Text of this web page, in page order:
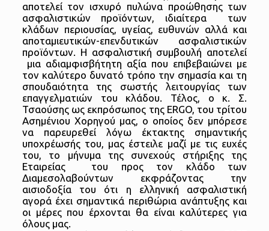
αποτελεί τον ισχυρό πυλώνα προώθησης των
ασφαλιστικών προϊόντων, ιδιαίτερα των
κλάδων περιουσίας, υγείας, ευθυνών αλλά και
αποταμιευτικών-επενδυτικών ασφαλιστικών
προϊόντων. Η ασφαλιστική συμβουλή αποτελεί
μια αδιαμφισβήτητη αξία που επιβεβαιώνει με
τον καλύτερο δυνατό τρόπο την σημασία και τη
σπουδαιότητα της σωστής λειτουργίας των
επαγγελματιών του κλάδου. Τέλος, ο κ. Σ.
Τσαούσης ως εκπρόσωπος της ERGO, του τρίτου
Ασημένιου Χορηγού μας, ο οποίος δεν μπόρεσε
να παρευρεθεί λόγω έκτακτης σημαντικής
υποχρέωσής του, μας έστειλε μαζί με τις ευχές
του, το μήνυμα της συνεχούς στήριξης της
Εταιρείας του προς τον κλάδο των
Διαμεσολαβούντων εκφράζοντας την
αισιοδοξία του ότι η ελληνική ασφαλιστική
αγορά έχει σημαντικά περιθώρια ανάπτυξης και
οι μέρες που έρχονται θα είναι καλύτερες για
όλους μας.